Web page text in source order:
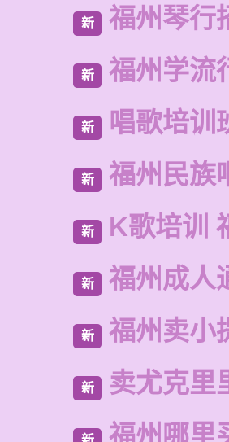
新 福州琴行
新 福州学流
新 唱歌培训
新 福州民族
新 K歌培训
新 福州成人
新 福州卖小
新 卖尤克里
福州哪里